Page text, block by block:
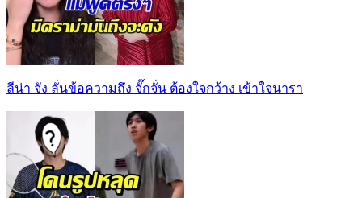
ลีน่า จัง ลั่นข้อความถึง จั๊กจั่น ต้องใจกว้าง เข้าใจนารา